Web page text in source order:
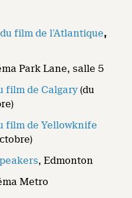
film de l’Atlantique,
Park Lane, salle 5
film de Calgary(du
film de Yellowknife
, Edmonton
Metro